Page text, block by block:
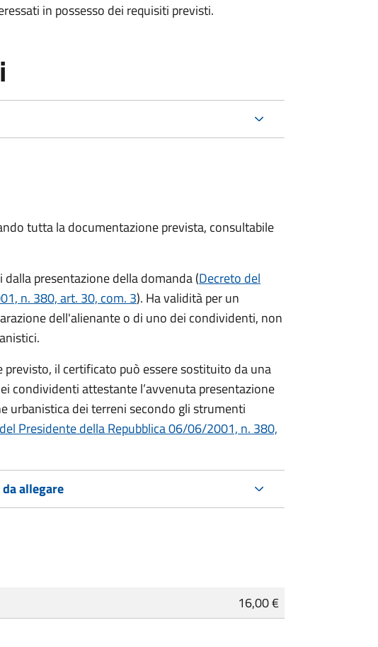
in possesso dei requisiti previsti.
tutta la documentazione prevista, consultabile
presentazione della domanda (Decreto del
n. 380, art. 30, com. 3). Ha validità perun
dell'alienante o di uno dei condividenti, non
il certificato può essere sostituito da una
condividenti attestante l’avvenuta presentazione
urbanistica dei terreni secondo gli strumenti
Presidente della Repubblica 06/06/2001, n. 380,
allegare
16,00 €